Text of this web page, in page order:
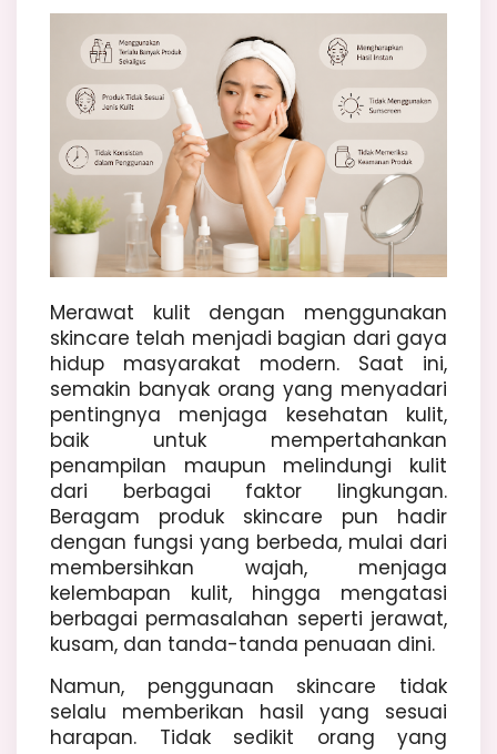
Merawat kulit dengan menggunakan
skincare telah menjadi bagian dari gaya
hidup masyarakat modern. Saat ini,
semakin banyak orang yang menyadari
pentingnya menjaga kesehatan kulit,
baik untuk mempertahankan
penampilan maupun melindungi kulit
dari berbagai faktor lingkungan.
Beragam produk skincare pun hadir
dengan fungsi yang berbeda, mulai dari
membersihkan wajah, menjaga
kelembapan kulit, hingga mengatasi
berbagai permasalahan seperti jerawat,
kusam, dan tanda-tanda penuaan dini.
Namun, penggunaan skincare tidak
selalu memberikan hasil yang sesuai
harapan. Tidak sedikit orang yang